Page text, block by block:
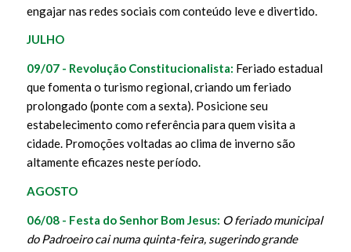
engajar nas redes sociais com conteúdo leve e divertido.
JULHO
09/07 - Revolução Constitucionalista: Feriado estadual
que fomenta o turismo regional, criando um feriado
prolongado (ponte com a sexta). Posicione seu
estabelecimento como referência para quem visita a
cidade. Promoções voltadas ao clima de inverno são
altamente eficazes neste período.
AGOSTO
06/08 - Festa do Senhor Bom Jesus: O feriado municipal
do Padroeiro cai numa quinta-feira, sugerindo grande